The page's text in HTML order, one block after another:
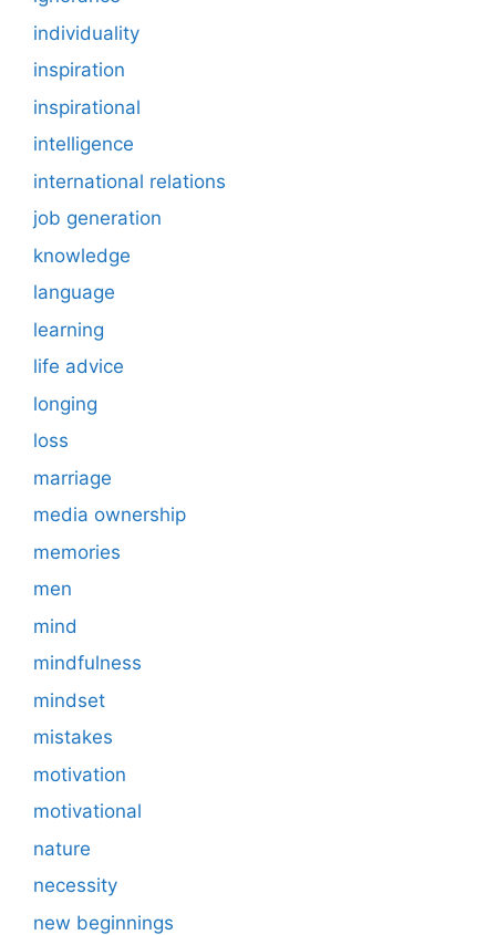
individuality
inspiration
inspirational
intelligence
international relations
job generation
knowledge
language
learning
life advice
longing
loss
marriage
media ownership
memories
men
mind
mindfulness
mindset
mistakes
motivation
motivational
nature
necessity
new beginnings